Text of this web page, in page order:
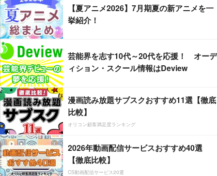
【夏アニメ2026】7月期夏の新アニメを一
挙紹介！
芸能界を志す10代～20代を応援！ オーデ
ィション・スクール情報はDeview
漫画読み放題サブスクおすすめ11選【徹底
比較】
オリコン顧客満足度ランキング
2026年動画配信サービスおすすめ40選
【徹底比較】
CS動画配信サービス20選